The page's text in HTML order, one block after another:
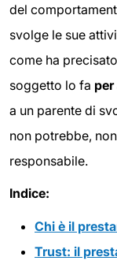
del
svolge le sue
come ha
soggetto lo fa
a un parente di
non potrebbe,
responsabile.
Indice:
Chi è il
Trust: il